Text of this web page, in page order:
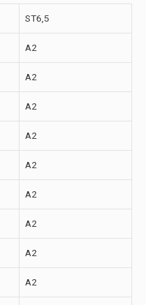
ST6,5
A2
A2
A2
A2
A2
A2
A2
A2
A2